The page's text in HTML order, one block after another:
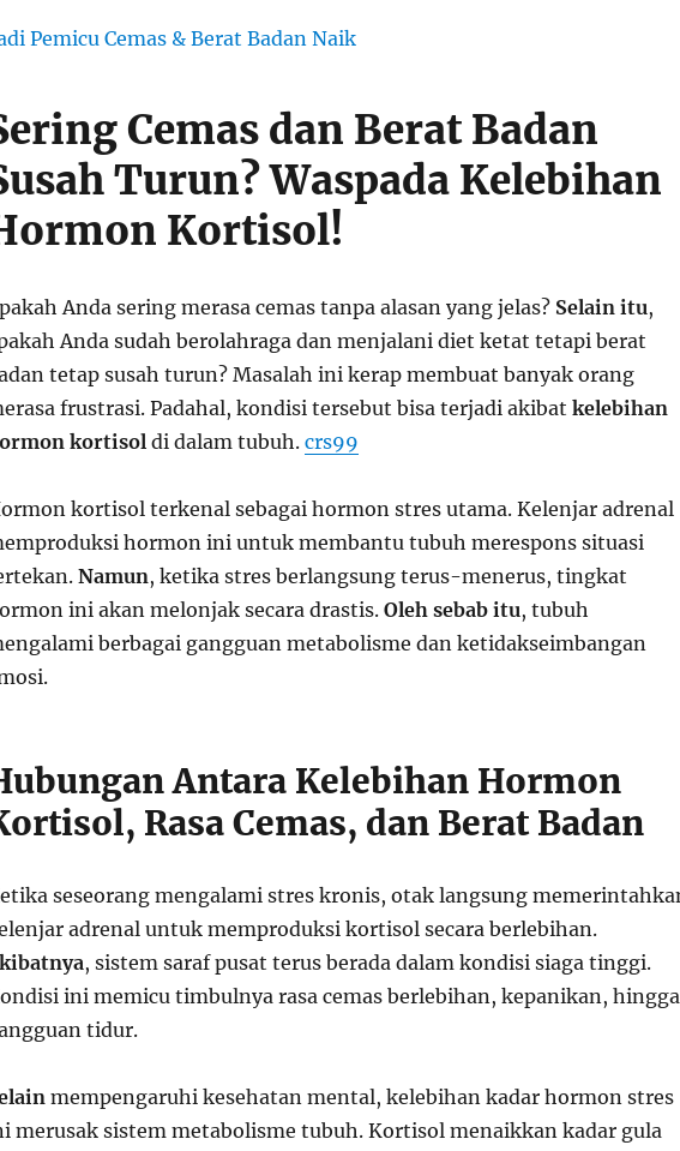
Cemas dan Berat Badan
Turun? Waspada Kelebihan
Kortisol!
Anda sering merasa cemas tanpa alasan yang jelas? Selain itu,
Anda sudah berolahraga dan menjalani diet ketat tetapi berat
tetap susah turun? Masalah ini kerap membuat banyak orang
frustrasi. Padahal, kondisi tersebut bisa terjadi akibat kelebihan
kortisoldi dalam tubuh. crs99
kortisol terkenal sebagai hormon stres utama. Kelenjar adrenal
hormon ini untuk membantu tubuh merespons situasi
Namun, ketika stres berlangsung terus-menerus, tingkat
ini akan melonjak secara drastis. Oleh sebab itu, tubuh
berbagai gangguan metabolisme dan ketidakseimbangan
Antara Kelebihan Hormon
Rasa Cemas, dan Berat Badan
seseorang mengalami stres kronis, otak langsung
adrenal untuk memproduksi kortisol secara berlebihan.
, sistem saraf pusat terus berada dalam kondisi siaga tinggi.
ini memicu timbulnya rasa cemas berlebihan, kepanikan, hingga
tidur.
mempengaruhi kesehatan mental, kelebihan kadar hormon stres
merusak sistem metabolisme tubuh. Kortisol menaikkan kadar gula